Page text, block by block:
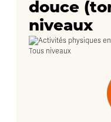
douce
niveaux